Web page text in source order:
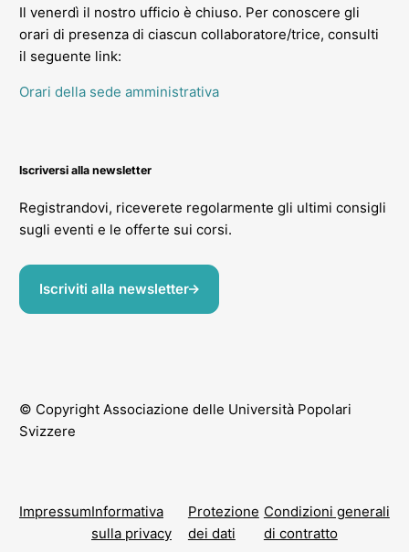
Il venerdì il nostro ufficio è chiuso. Per conoscere gli
orari di presenza di ciascun collaboratore/trice, consulti
il seguente link:
Orari della sede amministrativa
Iscriversi alla newsletter
Registrandovi, riceverete regolarmente gli ultimi consigli
sugli eventi e le offerte sui corsi.
Iscriviti alla newsletter
© Copyright Associazione delle Università Popolari
Svizzere
ImpressumInformativa
sulla privacy
Protezione
dei dati
Condizioni generali
di contratto